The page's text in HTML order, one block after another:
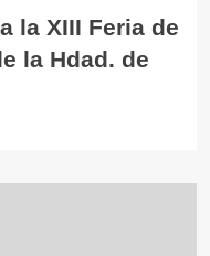
la XIII Feria de
la Hdad. de